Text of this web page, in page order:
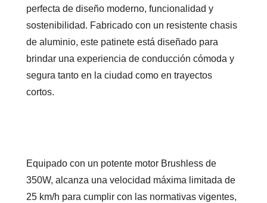
perfecta de diseño moderno, funcionalidad y
sostenibilidad. Fabricado con un resistente chasis
de aluminio, este patinete está diseñado para
brindar una experiencia de conducción cómoda y
segura tanto en la ciudad como en trayectos
cortos.
Equipado con un potente motor Brushless de
350W, alcanza una velocidad máxima limitada de
25 km/h para cumplir con las normativas vigentes,